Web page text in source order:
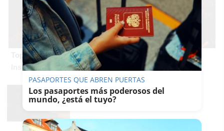
Top 2026: destinos clave
Inspírate y elige tu próximo destino para 2026
PASAPORTES QUE ABREN PUERTAS
Los pasaportes más poderosos del
mundo, ¿está el tuyo?